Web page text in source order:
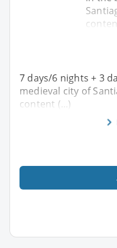
7 days/6 nights + 3
medieval city of
content (...)